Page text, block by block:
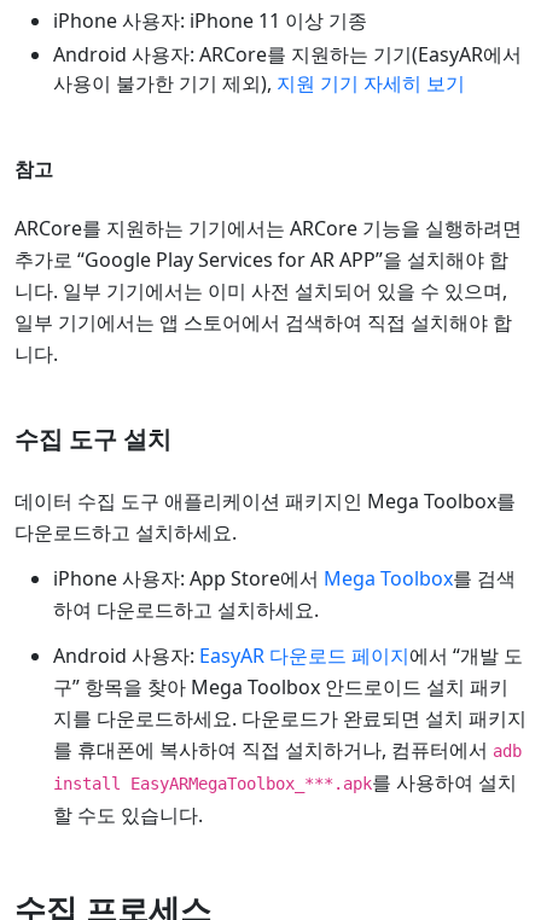
iPhone 사용자: iPhone 11 이상 기종
Android 사용자: ARCore를 지원하는 기기(EasyAR에서
사용이 불가한 기기 제외), 지원 기기 자세히 보기
참고
ARCore를 지원하는 기기에서는 ARCore 기능을 실행하려면
추가로 “Google Play Services for AR APP”을 설치해야 합
니다. 일부 기기에서는 이미 사전 설치되어 있을 수 있으며,
일부 기기에서는 앱 스토어에서 검색하여 직접 설치해야 합
니다.
수집 도구 설치
데이터 수집 도구 애플리케이션 패키지인 Mega Toolbox를
다운로드하고 설치하세요.
iPhone 사용자: App Store에서 Mega Toolbox를 검색
하여 다운로드하고 설치하세요.
Android 사용자: EasyAR 다운로드 페이지에서 “개발 도
구” 항목을 찾아 Mega Toolbox 안드로이드 설치 패키
지를 다운로드하세요. 다운로드가 완료되면 설치 패키지
를 휴대폰에 복사하여 직접 설치하거나, 컴퓨터에서 adb
install EasyARMegaToolbox_***.apk를 사용하여 설치
할 수도 있습니다.
수집 프로세스